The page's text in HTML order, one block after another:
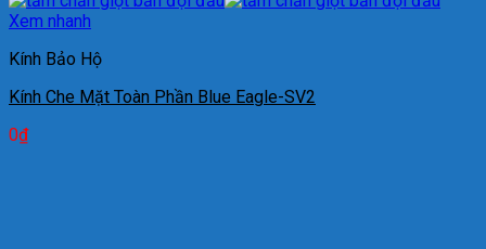
Xem nhanh
Kính Bảo Hộ
Kính Che Mặt Toàn Phần Blue Eagle-SV2
0₫